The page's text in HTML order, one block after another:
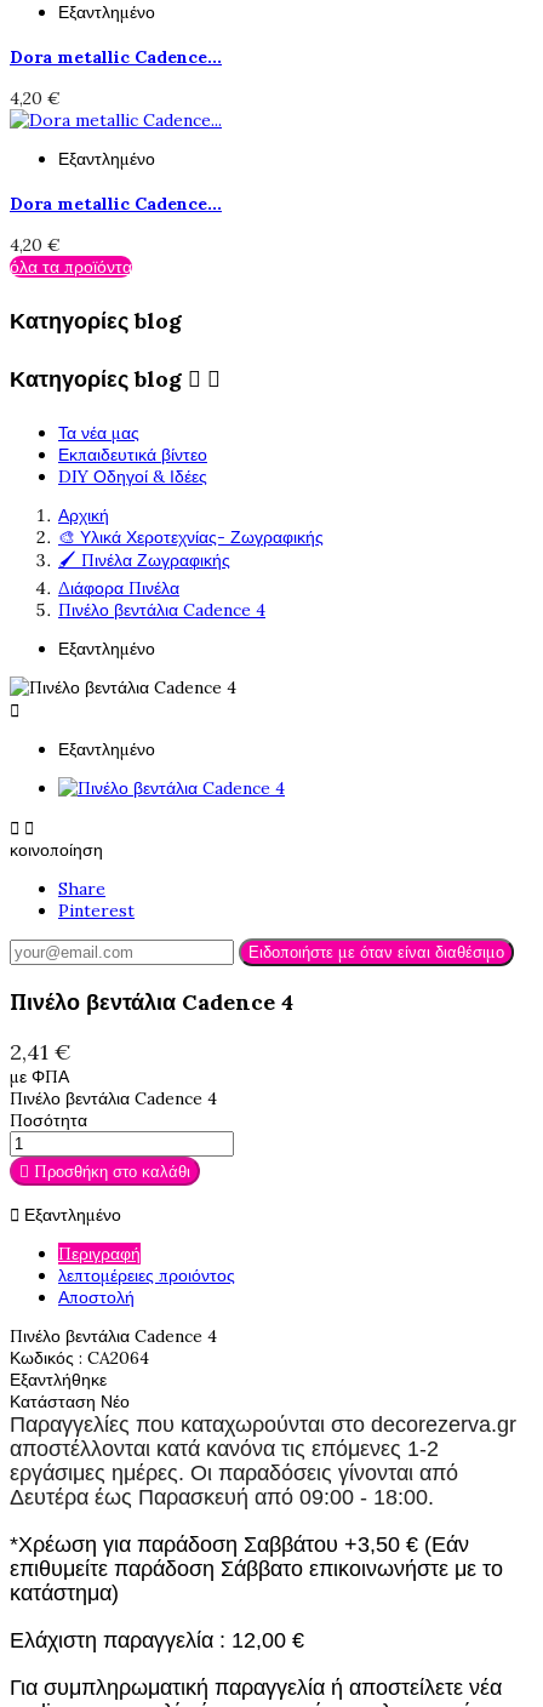
Εξαντλημένο
Dora metallic Cadence...
4,20 €
Εξαντλημένο
Dora metallic Cadence...
4,20 €
όλα τα προϊόντα
Κατηγορίες blog
Κατηγορίες blog  
Τα νέα μας
Εκπαιδευτικά βίντεο
DIY Οδηγοί & Ιδέες
Αρχική
🎨 Υλικά Χεροτεχνίας- Ζωγραφικής
🖌️ Πινέλα Ζωγραφικής
Διάφορα Πινέλα
Πινέλο βεντάλια Cadence 4
Εξαντλημένο

Εξαντλημένο
 
κοινοποίηση
Share
Pinterest
Ειδοποιήστε με όταν είναι διαθέσιμο
Πινέλο βεντάλια Cadence 4
2,41 €
με ΦΠΑ
Πινέλο βεντάλια Cadence 4
Ποσότητα
 Προσθήκη στο καλάθι
 Εξαντλημένο
Περιγραφή
λεπτομέρειες προιόντος
Αποστολή
Πινέλο βεντάλια Cadence 4
Κωδικός : CA2064
Εξαντλήθηκε
Κατάσταση Νέο
Παραγγελίες που καταχωρούνται στο decorezerva.gr
αποστέλλονται κατά κανόνα τις επόμενες 1-2
εργάσιμες ημέρες. Οι παραδόσεις γίνονται από
Δευτέρα έως Παρασκευή από 09:00 - 18:00.
*Χρέωση για παράδοση Σαββάτου +3,50 € (Εάν
επιθυμείτε παράδοση Σάββατο επικοινωνήστε με το
κατάστημα)
Ελάχιστη παραγγελία : 12,00 €
Για συμπληρωματική παραγγελία ή αποστείλετε νέα